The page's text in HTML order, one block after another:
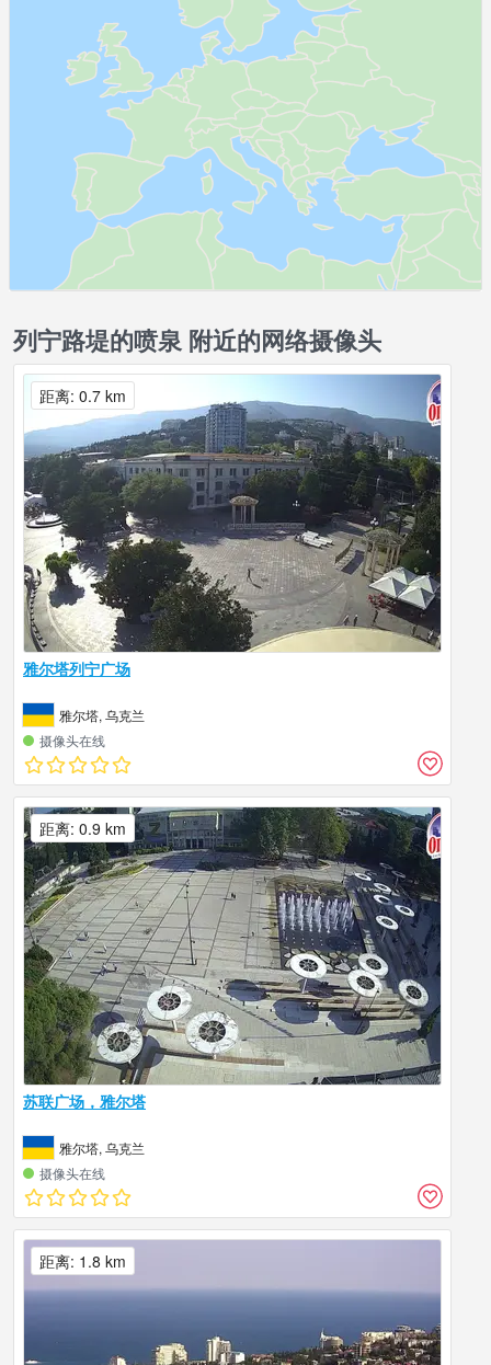
列宁路堤的喷泉 附近的网络摄像头
雅尔塔列宁广场
雅尔塔, 乌克兰
摄像头在线
距离: 0.7 km
苏联广场，雅尔塔
雅尔塔, 乌克兰
摄像头在线
距离: 0.9 km
距离: 1.8 km